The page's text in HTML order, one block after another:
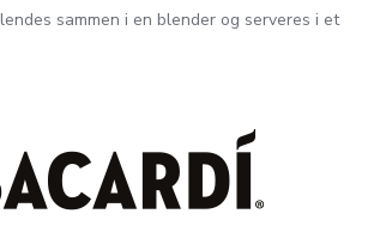
sammen i en blender og serveres i et